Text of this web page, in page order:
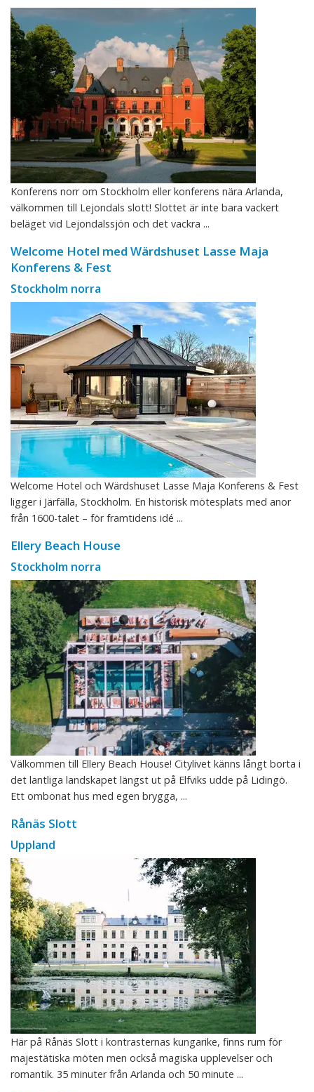
Konferens norr om Stockholm eller konferens nära Arlanda,
välkommen till Lejondals slott! Slottet är inte bara vackert
beläget vid Lejondalssjön och det vackra ...
Welcome Hotel med Wärdshuset Lasse Maja
Konferens & Fest
Stockholm norra
Welcome Hotel och Wärdshuset Lasse Maja Konferens & Fest
ligger i Järfälla, Stockholm. En historisk mötesplats med anor
från 1600-talet – för framtidens idé ...
Ellery Beach House
Stockholm norra
Välkommen till Ellery Beach House! Citylivet känns långt borta i
det lantliga landskapet längst ut på Elfviks udde på Lidingö.
Ett ombonat hus med egen brygga, ...
Rånäs Slott
Uppland
Här på Rånäs Slott i kontrasternas kungarike, finns rum för
majestätiska möten men också magiska upplevelser och
romantik. 35 minuter från Arlanda och 50 minute ...